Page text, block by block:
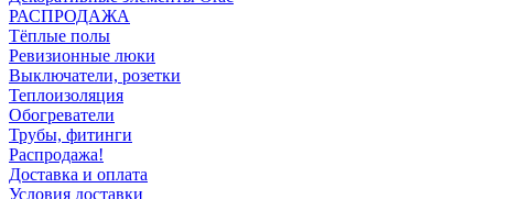
РАСПРОДАЖА
Тёплые полы
Ревизионные люки
Выключатели, розетки
Теплоизоляция
Обогреватели
Трубы, фитинги
Распродажа!
Доставка и оплата
Условия доставки